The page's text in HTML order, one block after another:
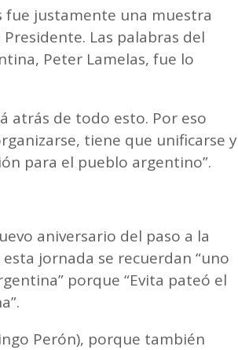
fue justamente una muestra
Las palabras del
Peter Lamelas, fue lo
atrás de todo esto. Por eso
tiene que unificarse y
para el pueblo argentino”.
aniversario del paso a la
jornada se recuerdan “uno
porque “Evita pateó el
Perón), porque también